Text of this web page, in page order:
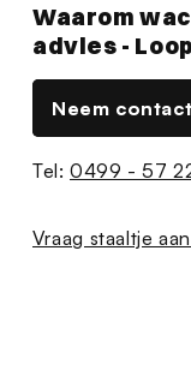
Waarom
advies -
Neem
Tel:0499 - 57
Vraag staaltje